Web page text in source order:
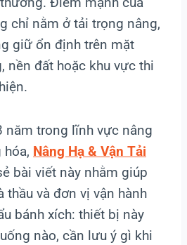
chỉ nằm ở tải trọng nâng,
giữ ổn định trên mặt
nền đất hoặc khu vực thi
năm trong lĩnh vực nâng
hóa, Nâng Hạ & Vận Tải
bài viết này nhằm giúp
thầu và đơn vị vận hành
bánh xích: thiết bị này
nào, cần lưu ý gì khi